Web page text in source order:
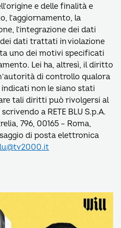
e delle finalità e
l’aggiornamento, la
l’integrazione dei dati
dati trattati in violazione
uno dei motivi specificati
Lei ha, altresì, il diritto
di controllo qualora
non le siano stati
tali diritti può rivolgersi al
a RETE BLU S.p.A.
796, 00165 – Roma,
di posta elettronica